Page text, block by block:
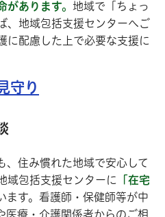
があります。 地域で「ちょっ
、地域包括支援センターへご
に配慮した上で必要な支援に
守り
、住み慣れた地域で安心して
域包括支援センターに
「在宅
ます。看護師・保健師等が中
医療・介護関係者からのご相